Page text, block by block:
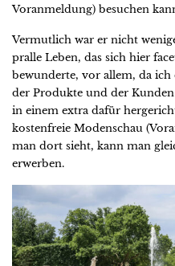
Voranmeldung) besuchen
Vermutlich war er nicht
pralle Leben, das sich hier
bewunderte, vor allem, da
der Produkte und der
in einem extra dafür
kostenfreie Modenschau
man dort sieht, kann man
erwerben.